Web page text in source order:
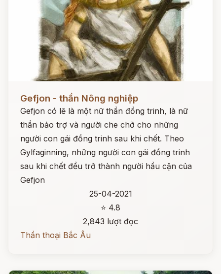
Gefjon - thần Nông nghiệp
Gefjon có lẽ là một nữ thần đồng trinh, là nữ
thần bảo trợ và người che chở cho những
người con gái đồng trinh sau khi chết. Theo
Gylfaginning, những người con gái đồng trinh
sau khi chết đều trở thành người hầu cận của
Gefjon
25-04-2021
⭐ 4.8
2,843 lượt đọc
Thần thoại Bắc Âu